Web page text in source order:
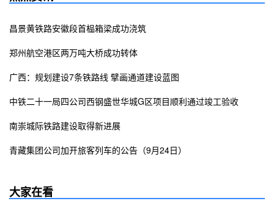
昌景黄铁路安徽段首榀箱梁成功浇筑
郑州航空港区两万吨大桥成功转体
广西：规划建设7条铁路线 擘画通道建设蓝图
中铁二十一局四公司西钢盛世华城G区项目顺利通过竣工验收
南崇城际铁路建设取得新进展
青藏集团公司加开旅客列车的公告（9月24日）
大家在看